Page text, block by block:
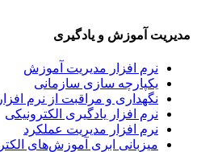
و یادگیری
افزار مدیریت آموزش
سازی سازمانی
و مراقبت از نرم افزار
یادگیری الکترونیکی
مدیریت عملکرد
ابری آموزش‌های الکترونیکی